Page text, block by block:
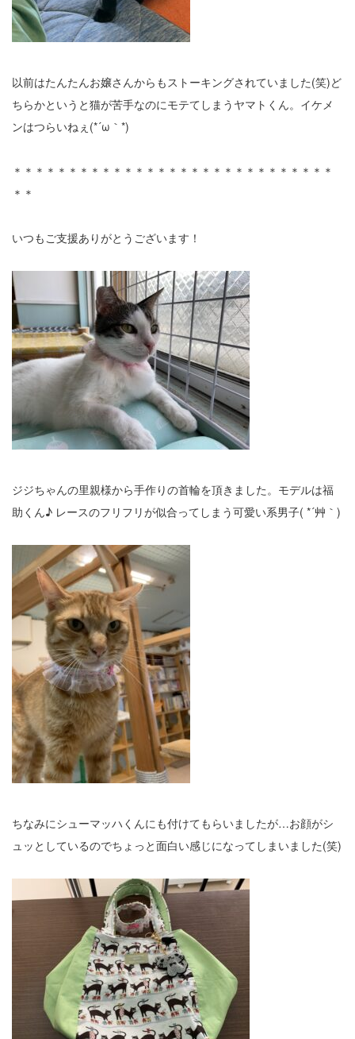
以前はたんたんお嬢さんからもストーキングされていました(笑)ど
ちらかというと猫が苦手なのにモテてしまうヤマトくん。イケメ
ンはつらいねぇ(*´ω｀*)
＊＊＊＊＊＊＊＊＊＊＊＊＊＊＊＊＊＊＊＊＊＊＊＊＊＊＊＊＊
＊＊
いつもご支援ありがとうございます！
ジジちゃんの里親様から手作りの首輪を頂きました。モデルは福
助くん♪ レースのフリフリが似合ってしまう可愛い系男子( *´艸｀)
ちなみにシューマッハくんにも付けてもらいましたが…お顔がシ
ュッとしているのでちょっと面白い感じになってしまいました(笑)